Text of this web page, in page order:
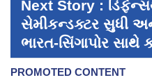
Next Story :
સેમીકન્ડક્ટર સુધી
ભારત-સિંગાપોર સાથે